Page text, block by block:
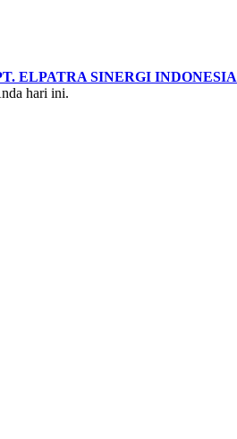
ELPATRA SINERGI INDONESIA
hari ini.